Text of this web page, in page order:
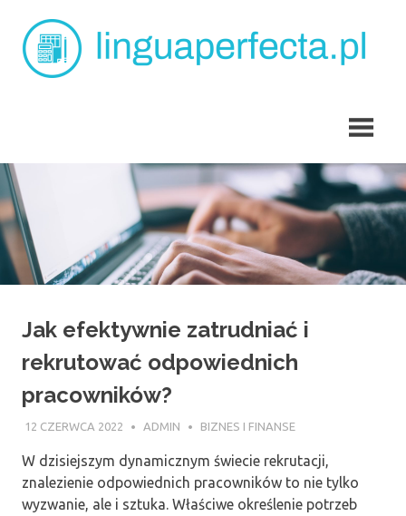
content
Jak efektywnie zatrudniać i
rekrutować odpowiednich
pracowników?
12 CZERWCA 2022 ADMIN BIZNES I FINANSE
W dzisiejszym dynamicznym świecie rekrutacji,
znalezienie odpowiednich pracowników to nie tylko
wyzwanie, ale i sztuka. Właściwe określenie potrzeb